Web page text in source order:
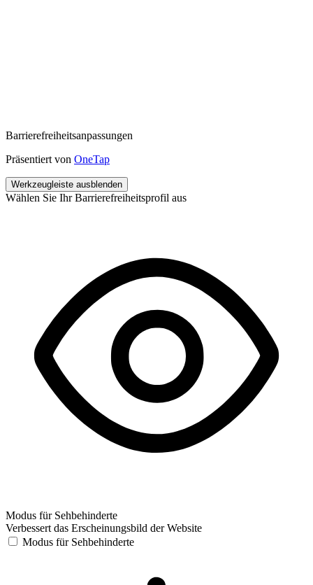
Barrierefreiheitsanpassungen
Präsentiert von OneTap
Werkzeugleiste ausblenden
Wählen Sie Ihr Barrierefreiheitsprofil aus
Modus für Sehbehinderte
Verbessert das Erscheinungsbild der Website
Modus für Sehbehinderte